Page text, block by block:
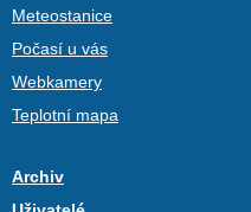
Meteostanice
Počasí u vás
Webkamery
Teplotní mapa
Archiv